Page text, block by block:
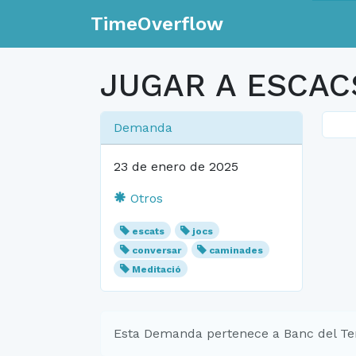
TimeOverflow
JUGAR A
Demanda
23 de enero de 2025
Otros
escats
jocs
conversar
caminades
Meditació
Esta Demanda pertenece a Banc del